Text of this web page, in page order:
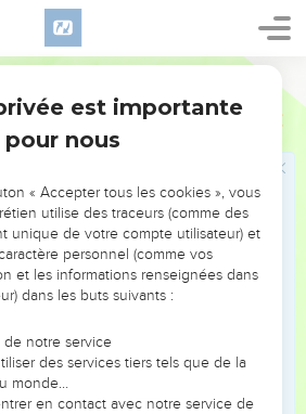
nous a délivrés de toute attaque et
la route.
nous nous sommes reposés
avons pesé dans la maison de
et les ustensiles et nous les avons
Avec eux se trouvaient aussi les
Josué, et Noadia, fils de Binnuï.
et le poids de tous les éléments et
moment-là, le poids de l’ensemble.
Dieu d'Israël 12 taureaux pour tout
ainsi que 12 boucs comme
a constitué un holocauste
est importante
pour nous
« Accepter tous les cookies », vous
utilise des traceurs (comme des
unique de votre compte utilisateur) et
personnel (comme vos
et les informations renseignées dans
dans les buts suivants :
de notre service
des services tiers tels que de la
monde…
en contact avec notre service de